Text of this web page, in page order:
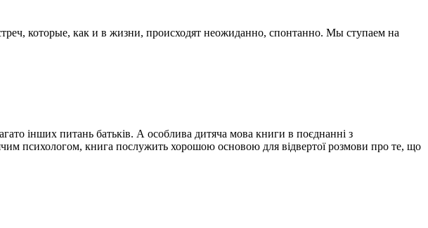
которые, как и в жизни, происходят неожиданно, спонтанно. Мы ступаем на
інших питань батьків. А особлива дитяча мова книги в поєднанні з
психологом, книга послужить хорошою основою для відвертої розмови про те, що